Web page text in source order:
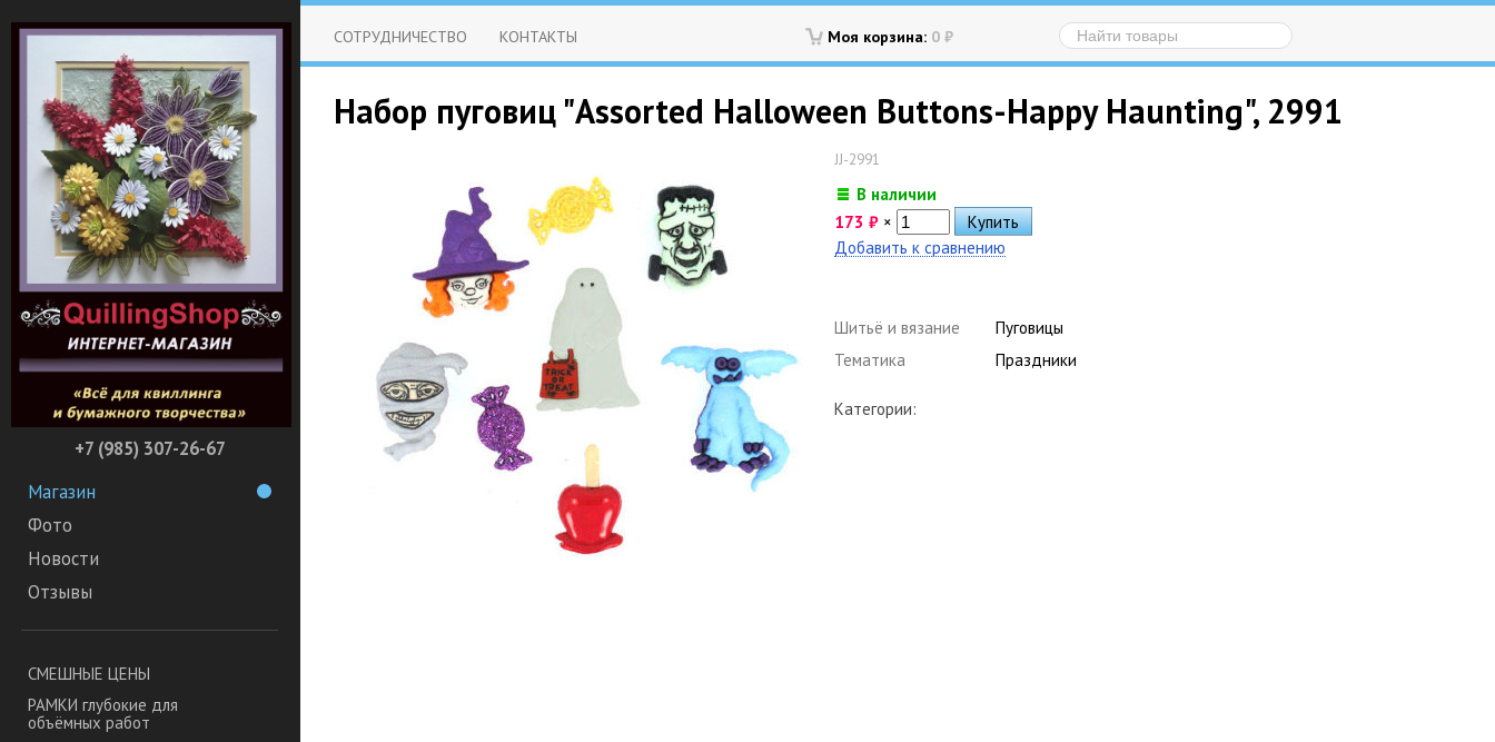
+7 (985) 307-26-67
Магазин
Фото
Новости
Отзывы
СМЕШНЫЕ ЦЕНЫ
РАМКИ глубокие для
объёмных работ
Моя корзина: 0 ₽
СОТРУДНИЧЕСТВО КОНТАКТЫ
Набор пуговиц "Assorted Halloween Buttons-Happy Haunting", 2991
JJ-2991
В наличии
173 ₽ ×
Добавить к сравнению
Шитьё и вязание
Пуговицы
Тематика
Праздники
Категории: